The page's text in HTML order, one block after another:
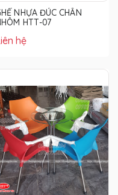
NHỰA ĐÚC CHÂN
HTT-07
hệ